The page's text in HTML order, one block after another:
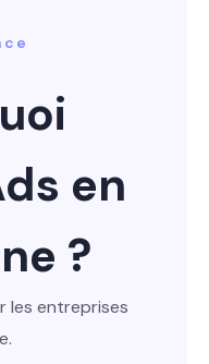
en
?
les entreprises